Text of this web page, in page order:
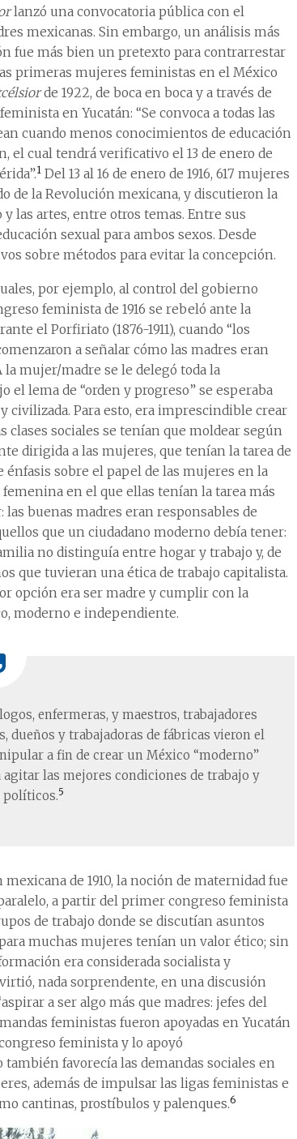
lanzó una convocatoria pública con el
mexicanas. Sin embargo, un análisis más
fue más bien un pretexto para contrarrestar
primeras mujeres feministas en el México
de 1922, de boca en boca y a través de
en Yucatán: “Se convoca a todas las
cuando menos conocimientos de educación
el cual tendrá verificativo el 13 de enero de
1 Del 13 al 16 de enero de 1916, 617 mujeres
de la Revolución mexicana, y discutieron la
las artes, entre otros temas. Entre sus
sexual para ambos sexos. Desde
sobre métodos para evitar la concepción.
por ejemplo, al control del gobierno
feminista de 1916 se rebeló ante la
el Porfiriato (1876-1911), cuando “los
a señalar cómo las madres eran
la mujer/madre se le delegó toda la
el lema de “orden y progreso” se esperaba
civilizada. Para esto, era imprescindible crear
clases sociales se tenían que moldear según
dirigida a las mujeres, que tenían la tarea de
énfasis sobre el papel de las mujeres en la
en el que ellas tenían la tarea más
las buenas madres eran responsables de
que un ciudadano moderno debía tener:
no distinguía entre hogar y trabajo y, de
que tuvieran una ética de trabajo capitalista.
opción era ser madre y cumplir con la
moderno e independiente.
enfermeras, y maestros, trabajadores
dueños y trabajadoras de fábricas vieron el
a fin de crear un México “moderno”
las mejores condiciones de trabajo y
políticos.5
de 1910, la noción de maternidad fue
a partir del primer congreso feminista
de trabajo donde se discutían asuntos
muchas mujeres tenían un valor ético; sin
era considerada socialista y
nada sorprendente, en una discusión
a ser algo más que madres: jefes del
feministas fueron apoyadas en Yucatán
feminista y lo apoyó
favorecía las demandas sociales en
además de impulsar las ligas feministas e
cantinas, prostíbulos y palenques.6